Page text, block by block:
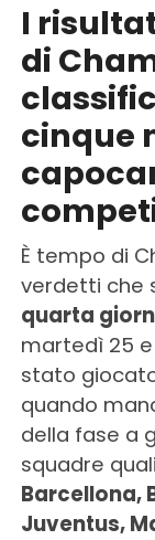
I
di
cinque
È tempo di
verdetti che
quarta
martedì 25
stato
quando
della fase a
squadre
Barcellona,
Juventus,